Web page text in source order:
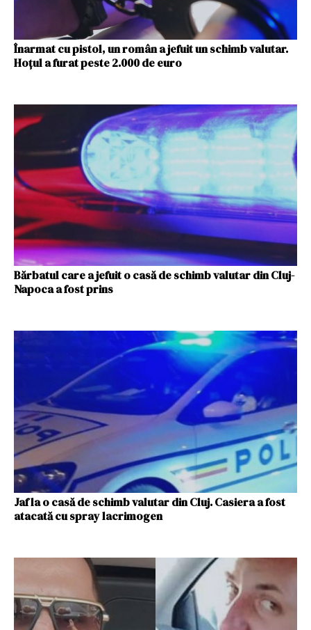
Înarmat cu pistol, un român a jefuit un schimb valutar.
Hoțul a furat peste 2.000 de euro
Bărbatul care a jefuit o casă de schimb valutar din Cluj-
Napoca a fost prins
Jaf la o casă de schimb valutar din Cluj. Casiera a fost
atacată cu spray lacrimogen